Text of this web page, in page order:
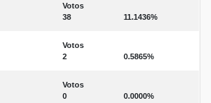
Votos
38
11.1436%
Votos
2
0.5865%
Votos
0
0.0000%